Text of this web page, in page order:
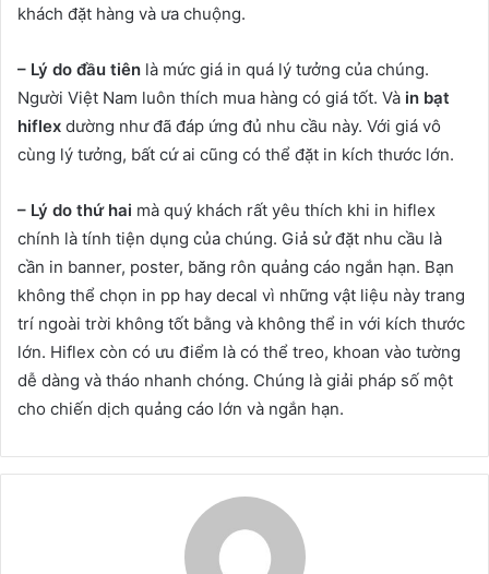
khách đặt hàng và ưa chuộng.
– Lý do đầu tiên là mức giá in quá lý tưởng của chúng.
Người Việt Nam luôn thích mua hàng có giá tốt. Và in bạt
hiflex dường như đã đáp ứng đủ nhu cầu này. Với giá vô
cùng lý tưởng, bất cứ ai cũng có thể đặt in kích thước lớn.
– Lý do thứ hai mà quý khách rất yêu thích khi in hiflex
chính là tính tiện dụng của chúng. Giả sử đặt nhu cầu là
cần in banner, poster, băng rôn quảng cáo ngắn hạn. Bạn
không thể chọn in pp hay decal vì những vật liệu này trang
trí ngoài trời không tốt bằng và không thể in với kích thước
lớn. Hiflex còn có ưu điểm là có thể treo, khoan vào tường
dễ dàng và tháo nhanh chóng. Chúng là giải pháp số một
cho chiến dịch quảng cáo lớn và ngắn hạn.